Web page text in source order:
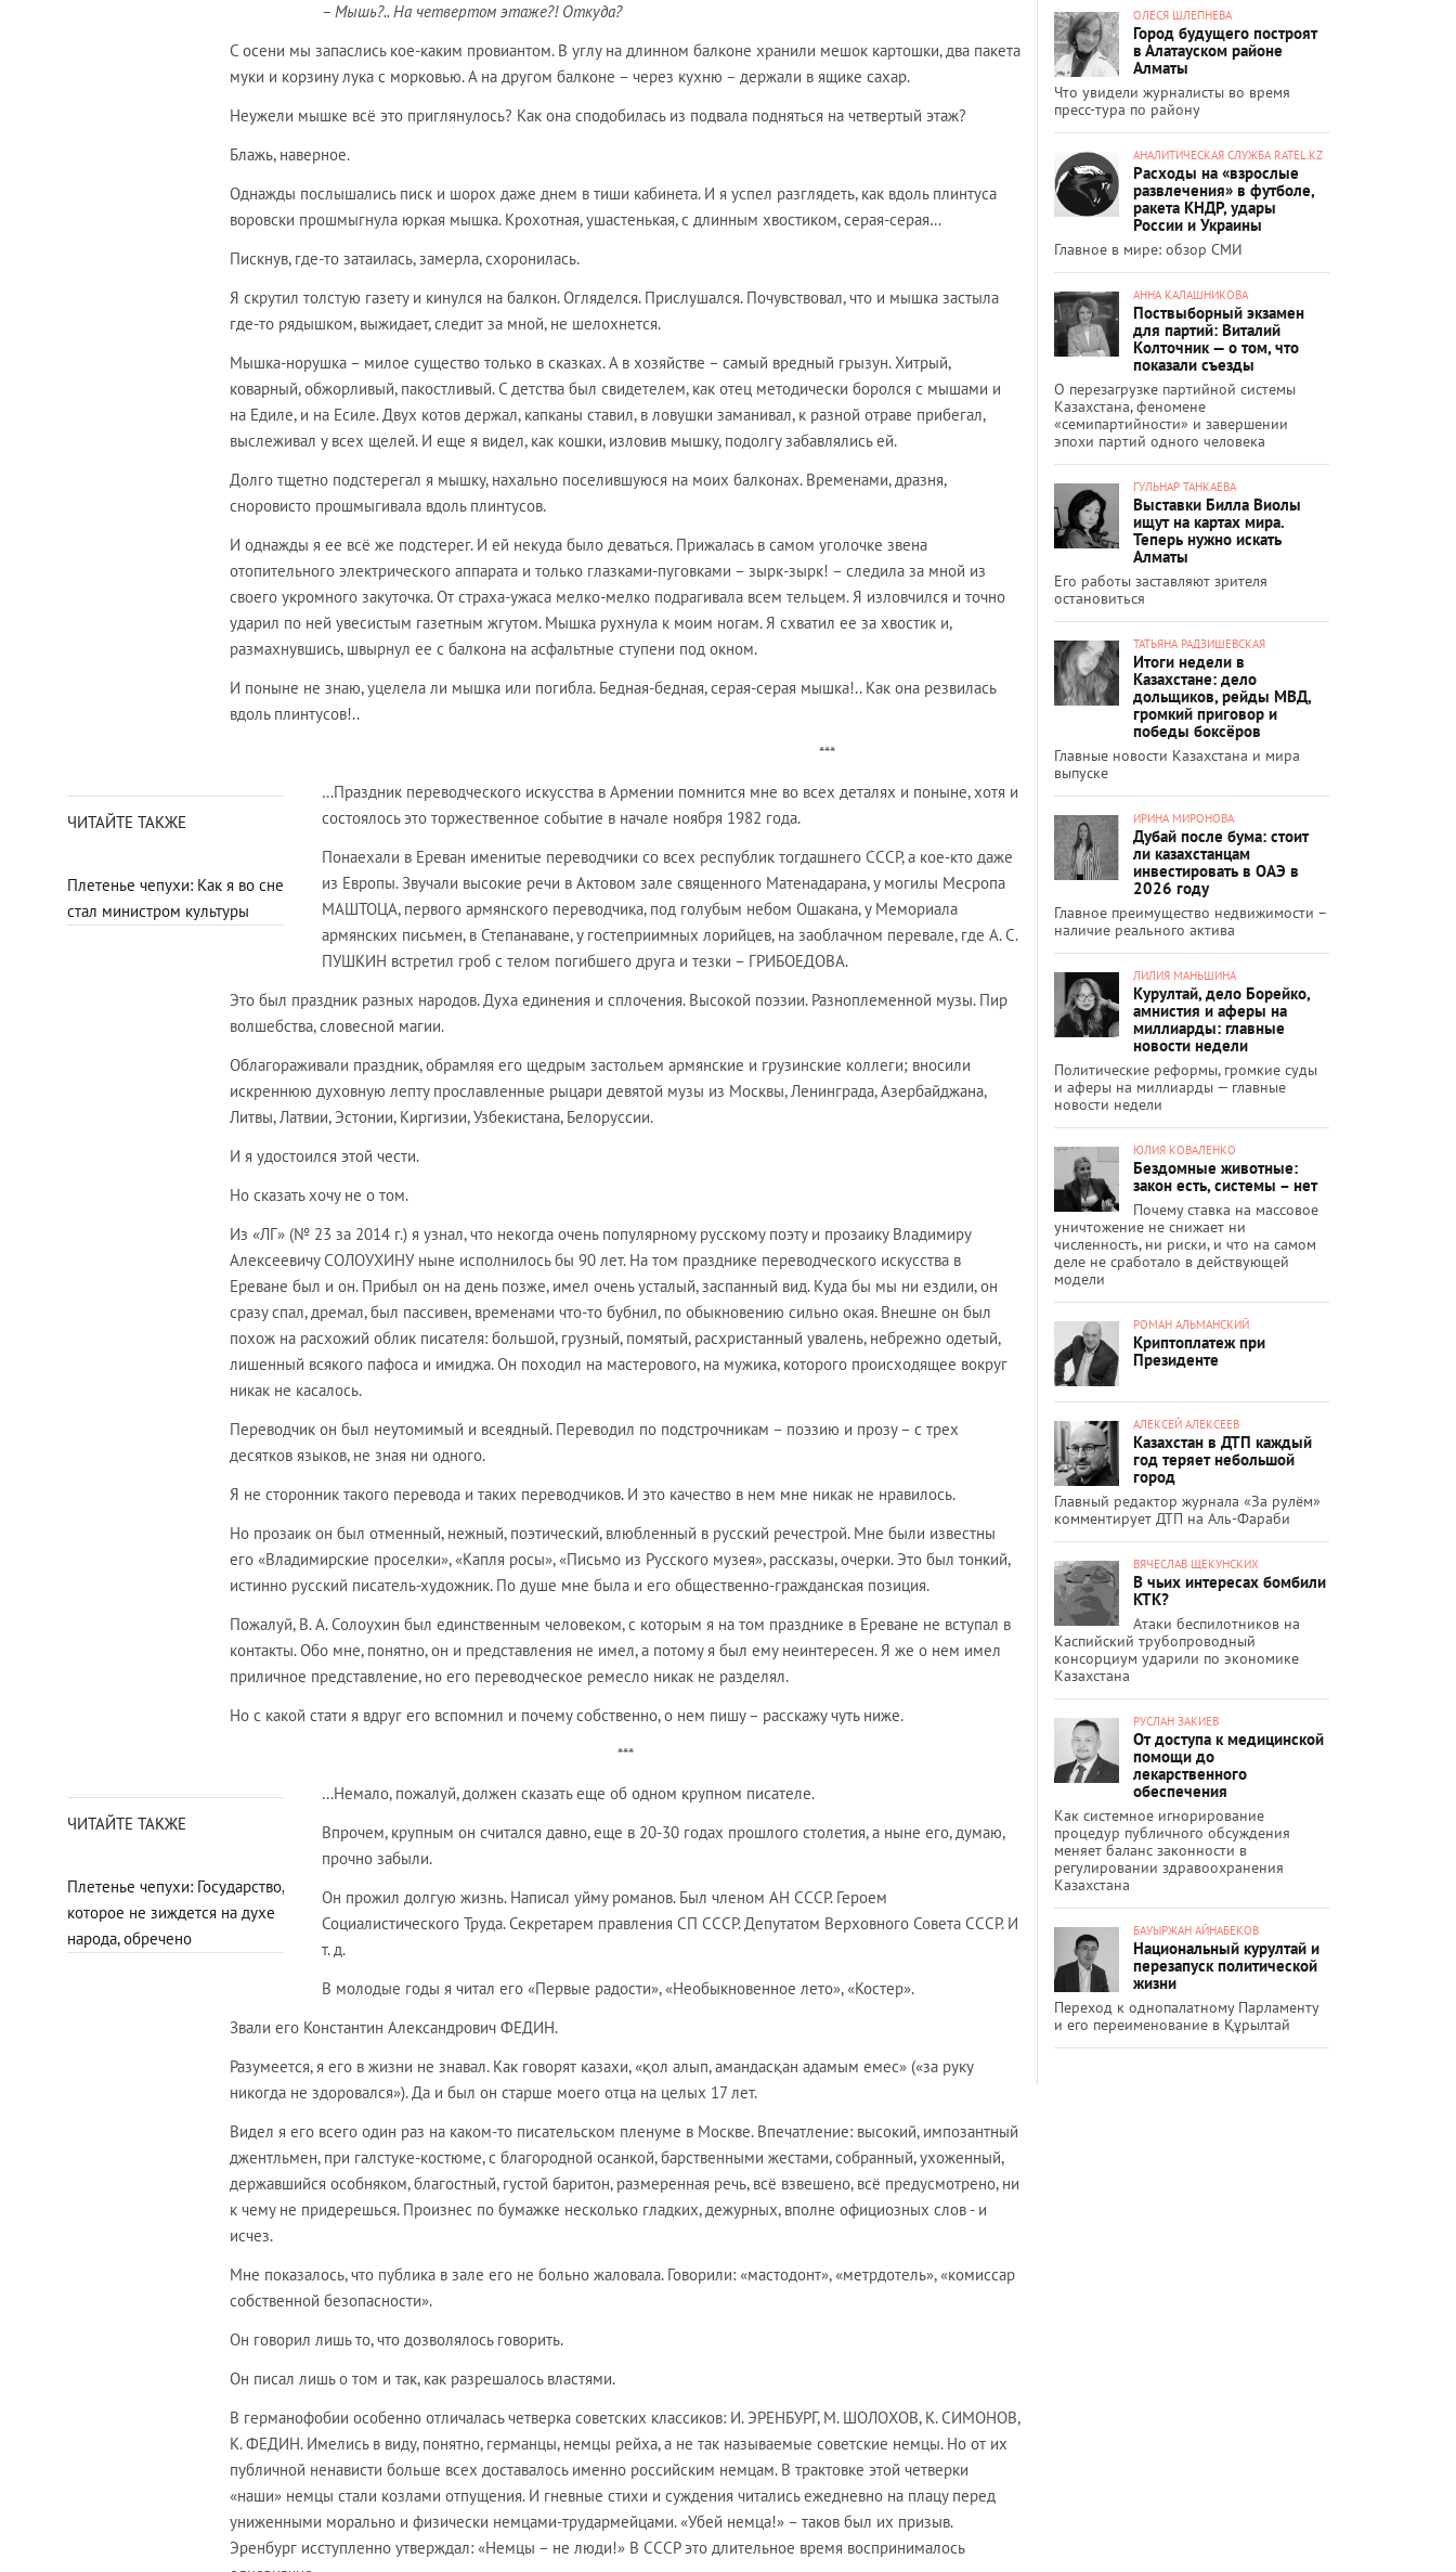
– Мышь?.. На четвертом этаже?! Откуда?
С осени мы запаслись кое-каким провиантом. В углу на длинном балконе хранили мешок картошки, два пакета
муки и корзину лука с морковью. А на другом балконе – через кухню – держали в ящике сахар.
Неужели мышке всё это приглянулось? Как она сподобилась из подвала подняться на четвертый этаж?
Блажь, наверное.
Однажды послышались писк и шорох даже днем в тиши кабинета. И я успел разглядеть, как вдоль плинтуса
воровски прошмыгнула юркая мышка. Крохотная, ушастенькая, с длинным хвостиком, серая-серая…
Пискнув, где-то затаилась, замерла, схоронилась.
Я скрутил толстую газету и кинулся на балкон. Огляделся. Прислушался. Почувствовал, что и мышка застыла
где-то рядышком, выжидает, следит за мной, не шелохнется.
Мышка-норушка – милое существо только в сказках. А в хозяйстве – самый вредный грызун. Хитрый,
коварный, обжорливый, пакостливый. С детства был свидетелем, как отец методически боролся с мышами и
на Едиле, и на Есиле. Двух котов держал, капканы ставил, в ловушки заманивал, к разной отраве прибегал,
выслеживал у всех щелей. И еще я видел, как кошки, изловив мышку, подолгу забавлялись ей.
Долго тщетно подстерегал я мышку, нахально поселившуюся на моих балконах. Временами, дразня,
сноровисто прошмыгивала вдоль плинтусов.
И однажды я ее всё же подстерег. И ей некуда было деваться. Прижалась в самом уголочке звена
отопительного электрического аппарата и только глазками-пуговками – зырк-зырк! – следила за мной из
своего укромного закуточка. От страха-ужаса мелко-мелко подрагивала всем тельцем. Я изловчился и точно
ударил по ней увесистым газетным жгутом. Мышка рухнула к моим ногам. Я схватил ее за хвостик и,
размахнувшись, швырнул ее с балкона на асфальтные ступени под окном.
И поныне не знаю, уцелела ли мышка или погибла. Бедная-бедная, серая-серая мышка!.. Как она резвилась
вдоль плинтусов!..
***
ЧИТАЙТЕ ТАКЖЕ
Плетенье чепухи: Как я во сне
стал министром культуры
…Праздник переводческого искусства в Армении помнится мне во всех деталях и поныне, хотя и
состоялось это торжественное событие в начале ноября 1982 года.
Понаехали в Ереван именитые переводчики со всех республик тогдашнего СССР, а кое-кто даже
из Европы. Звучали высокие речи в Актовом зале священного Матенадарана, у могилы Месропа
МАШТОЦА, первого армянского переводчика, под голубым небом Ошакана, у Мемориала
армянских письмен, в Степанаване, у гостеприимных лорийцев, на заоблачном перевале, где А. С.
ПУШКИН встретил гроб с телом погибшего друга и тезки – ГРИБОЕДОВА.
Это был праздник разных народов. Духа единения и сплочения. Высокой поэзии. Разноплеменной музы. Пир
волшебства, словесной магии.
Облагораживали праздник, обрамляя его щедрым застольем армянские и грузинские коллеги; вносили
искреннюю духовную лепту прославленные рыцари девятой музы из Москвы, Ленинграда, Азербайджана,
Литвы, Латвии, Эстонии, Киргизии, Узбекистана, Белоруссии.
И я удостоился этой чести.
Но сказать хочу не о том.
Из «ЛГ» (№ 23 за 2014 г.) я узнал, что некогда очень популярному русскому поэту и прозаику Владимиру
Алексеевичу СОЛОУХИНУ ныне исполнилось бы 90 лет. На том празднике переводческого искусства в
Ереване был и он. Прибыл он на день позже, имел очень усталый, заспанный вид. Куда бы мы ни ездили, он
сразу спал, дремал, был пассивен, временами что-то бубнил, по обыкновению сильно окая. Внешне он был
похож на расхожий облик писателя: большой, грузный, помятый, расхристанный увалень, небрежно одетый,
лишенный всякого пафоса и имиджа. Он походил на мастерового, на мужика, которого происходящее вокруг
никак не касалось.
Переводчик он был неутомимый и всеядный. Переводил по подстрочникам – поэзию и прозу – с трех
десятков языков, не зная ни одного.
Я не сторонник такого перевода и таких переводчиков. И это качество в нем мне никак не нравилось.
Но прозаик он был отменный, нежный, поэтический, влюбленный в русский речестрой. Мне были известны
его «Владимирские проселки», «Капля росы», «Письмо из Русского музея», рассказы, очерки. Это был тонкий,
истинно русский писатель-художник. По душе мне была и его общественно-гражданская позиция.
Пожалуй, В. А. Солоухин был единственным человеком, с которым я на том празднике в Ереване не вступал в
контакты. Обо мне, понятно, он и представления не имел, а потому я был ему неинтересен. Я же о нем имел
приличное представление, но его переводческое ремесло никак не разделял.
Но с какой стати я вдруг его вспомнил и почему собственно, о нем пишу – расскажу чуть ниже.
***
ЧИТАЙТЕ ТАКЖЕ
Плетенье чепухи: Государство,
которое не зиждется на духе
народа, обречено
…Немало, пожалуй, должен сказать еще об одном крупном писателе.
Впрочем, крупным он считался давно, еще в 20-30 годах прошлого столетия, а ныне его, думаю,
прочно забыли.
Он прожил долгую жизнь. Написал уйму романов. Был членом АН СССР. Героем
Социалистического Труда. Секретарем правления СП СССР. Депутатом Верховного Совета СССР. И
т. д.
В молодые годы я читал его «Первые радости», «Необыкновенное лето», «Костер».
Звали его Константин Александрович ФЕДИН.
Разумеется, я его в жизни не знавал. Как говорят казахи, «қол алып, амандасқан адамым емес» («за руку
никогда не здоровался»). Да и был он старше моего отца на целых 17 лет.
Видел я его всего один раз на каком-то писательском пленуме в Москве. Впечатление: высокий, импозантный
джентльмен, при галстуке-костюме, с благородной осанкой, барственными жестами, собранный, ухоженный,
державшийся особняком, благостный, густой баритон, размеренная речь, всё взвешено, всё предусмотрено, ни
к чему не придерешься. Произнес по бумажке несколько гладких, дежурных, вполне официозных слов - и
исчез.
Мне показалось, что публика в зале его не больно жаловала. Говорили: «мастодонт», «метрдотель», «комиссар
собственной безопасности».
Он говорил лишь то, что дозволялось говорить.
Он писал лишь о том и так, как разрешалось властями.
В германофобии особенно отличалась четверка советских классиков: И. ЭРЕНБУРГ, М. ШОЛОХОВ, К. СИМОНОВ,
К. ФЕДИН. Имелись в виду, понятно, германцы, немцы рейха, а не так называемые советские немцы. Но от их
публичной ненависти больше всех доставалось именно российским немцам. В трактовке этой четверки
«наши» немцы стали козлами отпущения. И гневные стихи и суждения читались ежедневно на плацу перед
униженными морально и физически немцами-трудармейцами. «Убей немца!» – таков был их призыв.
Эренбург исступленно утверждал: «Немцы – не люди!» В СССР это длительное время воспринималось
ОЛЕСЯ ШЛЕПНЕВА
Город будущего построят
в Алатауском районе
Алматы
Что увидели журналисты во время
пресс-тура по району
АНАЛИТИЧЕСКАЯ СЛУЖБА RATEL.KZ
Расходы на «взрослые
развлечения» в футболе,
ракета КНДР, удары
России и Украины
Главное в мире: обзор СМИ
АННА КАЛАШНИКОВА
Поствыборный экзамен
для партий: Виталий
Колточник — о том, что
показали съезды
О перезагрузке партийной системы
Казахстана, феномене
«семипартийности» и завершении
эпохи партий одного человека
ГУЛЬНАР ТАНКАЕВА
Выставки Билла Виолы
ищут на картах мира.
Теперь нужно искать
Алматы
Его работы заставляют зрителя
остановиться
ТАТЬЯНА РАДЗИШЕВСКАЯ
Итоги недели в
Казахстане: дело
дольщиков, рейды МВД,
громкий приговор и
победы боксёров
Главные новости Казахстана и мира
выпуске
ИРИНА МИРОНОВА
Дубай после бума: стоит
ли казахстанцам
инвестировать в ОАЭ в
2026 году
Главное преимущество недвижимости –
наличие реального актива
ЛИЛИЯ МАНЬШИНА
Курултай, дело Борейко,
амнистия и аферы на
миллиарды: главные
новости недели
Политические реформы, громкие суды
и аферы на миллиарды — главные
новости недели
ЮЛИЯ КОВАЛЕНКО
Бездомные животные:
закон есть, системы – нет
Почему ставка на массовое
уничтожение не снижает ни
численность, ни риски, и что на самом
деле не сработало в действующей
модели
РОМАН АЛЬМАНСКИЙ
Криптоплатеж при
Президенте
АЛЕКСЕЙ АЛЕКСЕЕВ
Казахстан в ДТП каждый
год теряет небольшой
город
Главный редактор журнала «За рулём»
комментирует ДТП на Аль-Фараби
ВЯЧЕСЛАВ ЩЕКУНСКИХ
В чьих интересах бомбили
КТК?
Атаки беспилотников на
Каспийский трубопроводный
консорциум ударили по экономике
Казахстана
РУСЛАН ЗАКИЕВ
От доступа к медицинской
помощи до
лекарственного
обеспечения
Как системное игнорирование
процедур публичного обсуждения
меняет баланс законности в
регулировании здравоохранения
Казахстана
БАУЫРЖАН АЙНАБЕКОВ
Национальный курултай и
перезапуск политической
жизни
Переход к однопалатному Парламенту
и его переименование в Құрылтай